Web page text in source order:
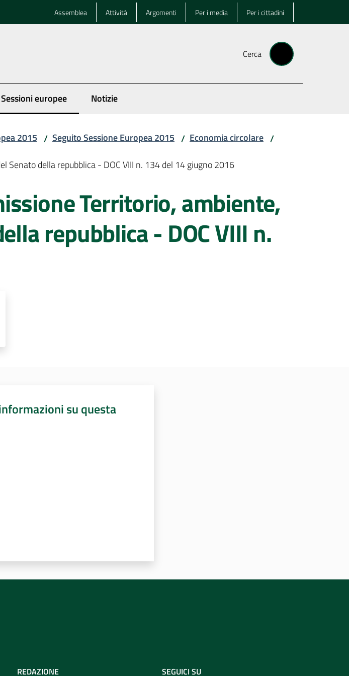
Assemblea Attività Argomenti Per i media Per i cittadini
Cerca
europee
selezionato Notizie
2015 / Seguito Sessione Europea 2015 / Economia circolare /
Senato della repubblica - DOC VIII n. 134 del 14 giugno 2016
Territorio, ambiente,
repubblica - DOC VIII n.
su questa
REDAZIONE SEGUICI SU